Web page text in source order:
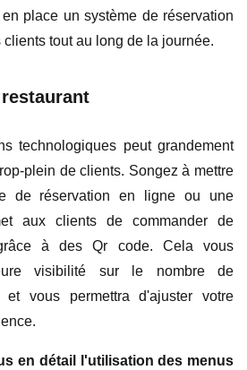
place un système de réservation
tout au long de la journée.
technologiques peut grandement
plein de clients. Songez à mettre
de réservation en ligne ou une
aux clients de commander de
à des Qr code. Cela vous
visibilité sur le nombre de
et vous permettra d'ajuster votre
en détail l'utilisation des menus